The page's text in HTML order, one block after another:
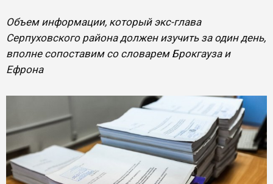
Объем информации, который экс-глава
Серпуховского района должен изучить за один день,
вполне сопоставим со словарем Брокгауза и
Ефрона